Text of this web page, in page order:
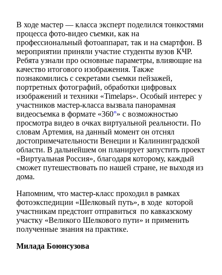
В ходе мастер — класса эксперт поделился тонкостями
процесса фото-видео съемки, как на
профессиональный фотоаппарат, так и на смартфон. В
мероприятии приняли участие студенты вузов КЧР.
Ребята узнали про основные параметры, влияющие на
качество итогового изображения. Также
познакомились с секретами съемки пейзажей,
портретных фотографий, обработки цифровых
изображений и техники «Timelaps». Особый интерес у
участников мастер-класса вызвала панорамная
видеосъемка в формате «360°» с возможностью
просмотра видео в очках виртуальной реальности. По
словам Артемия, на данный момент он отснял
достопримечательности Венеции и Калининградской
области. В дальнейшем он планирует запустить проект
«Виртуальная Россия», благодаря которому, каждый
сможет путешествовать по нашей стране, не выходя из
дома.
Напомним, что мастер-класс проходил в рамках
фотоэкспедиции «Шелковый путь», в ходе которой
участникам предстоит отправиться по кавказскому
участку «Великого Шелкового пути» и применить
полученные знания на практике.
Милада Боюнсузова
Мэр